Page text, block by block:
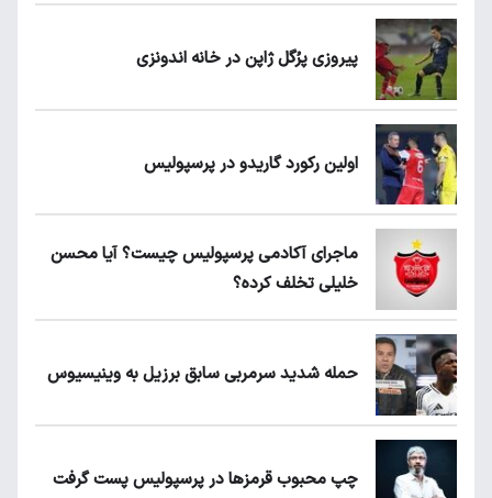
پیروزی پرُگل ژاپن در خانه اندونزی
اولین رکورد گاریدو در پرسپولیس
ماجرای آکادمی پرسپولیس چیست؟ آیا محسن
خلیلی تخلف کرده؟
حمله شدید سرمربی سابق برزیل به وینیسیوس
چپ محبوب قرمزها در پرسپولیس پست گرفت